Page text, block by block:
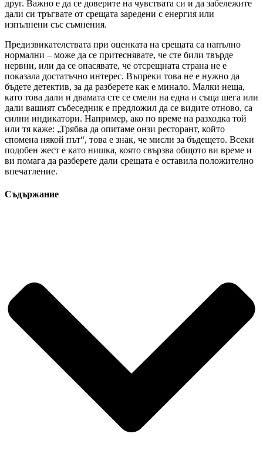
друг. Важно е да се доверите на чувствата си и да забележите
дали си тръгвате от срещата заредени с енергия или
изпълнени със съмнения.
Предизвикателствата при оценката на срещата са напълно
нормални – може да се притеснявате, че сте били твърде
нервни, или да се опасявате, че отсрещната страна не е
показала достатъчно интерес. Въпреки това не е нужно да
бъдете детектив, за да разберете как е минало. Малки неща,
като това дали и двамата сте се смели на една и съща шега или
дали вашият събеседник е предложил да се видите отново, са
силни индикатори. Например, ако по време на разходка той
или тя каже: „Трябва да опитаме онзи ресторант, който
спомена някой път“, това е знак, че мисли за бъдещето. Всеки
подобен жест е като нишка, която свързва общото ви време и
ви помага да разберете дали срещата е оставила положително
впечатление.
Съдържание